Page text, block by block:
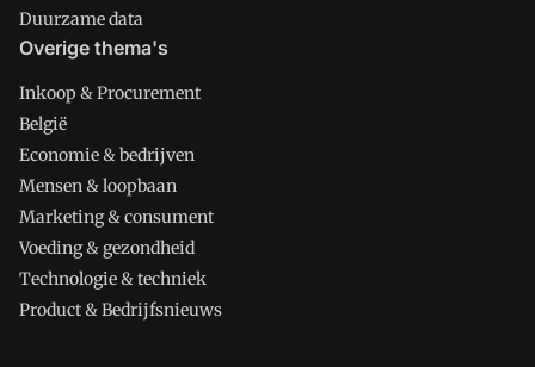
Duurzame data
Overige thema's
Inkoop & Procurement
België
Economie & bedrijven
Mensen & loopbaan
Marketing & consument
Voeding & gezondheid
Technologie & techniek
Product & Bedrijfsnieuws